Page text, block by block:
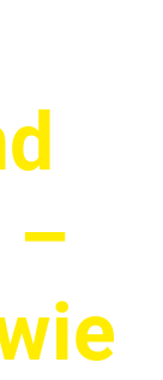
–